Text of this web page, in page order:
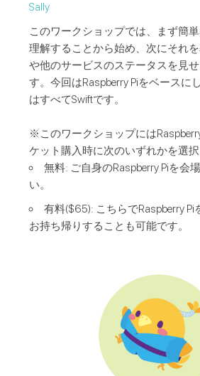
Sally
このワークショップでは、まず簡
理解することから始め、次にそれを
や他のサービスのステータスを見
す。今回はRaspberry Piをベースに
はすべてSwiftです。
※このワークショップには
ケット購入時に次のいずれかを選択
無料: ご自身のRaspberry Piを会
い。
有料($65): こちらでRaspberry Pi
お持ち帰りすることも可能です。